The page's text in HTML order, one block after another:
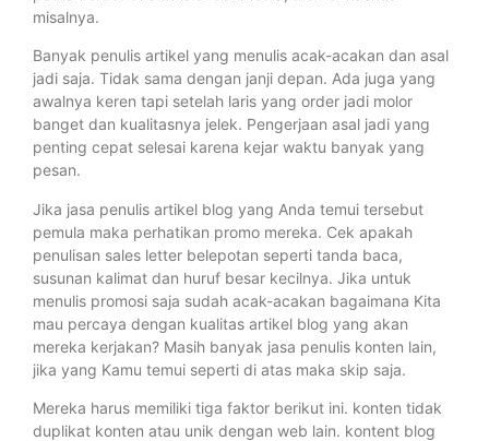
misalnya.
Banyak penulis artikel yang menulis acak-acakan dan asal
jadi saja. Tidak sama dengan janji depan. Ada juga yang
awalnya keren tapi setelah laris yang order jadi molor
banget dan kualitasnya jelek. Pengerjaan asal jadi yang
penting cepat selesai karena kejar waktu banyak yang
pesan.
Jika jasa penulis artikel blog yang Anda temui tersebut
pemula maka perhatikan promo mereka. Cek apakah
penulisan sales letter belepotan seperti tanda baca,
susunan kalimat dan huruf besar kecilnya. Jika untuk
menulis promosi saja sudah acak-acakan bagaimana Kita
mau percaya dengan kualitas artikel blog yang akan
mereka kerjakan? Masih banyak jasa penulis konten lain,
jika yang Kamu temui seperti di atas maka skip saja.
Mereka harus memiliki tiga faktor berikut ini. konten tidak
duplikat konten atau unik dengan web lain. kontent blog